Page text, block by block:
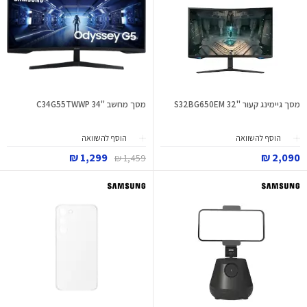
מסך גיימינג קעור "32 S32BG650EM
הוסף להשוואה
2,090 ₪
מסך מחשב "34 C34G55TWWP
הוסף להשוואה
1,459 ₪
1,299 ₪